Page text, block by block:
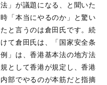
法」が議題になる、と聞いた
時「本当にやるのか」と驚い
たと言うのは倉田氏です。続
けて倉田氏は、「国家安全条
例」は、香港基本法の地方法
規として香港が規定し、香港
内部でやるのが本筋だと指摘